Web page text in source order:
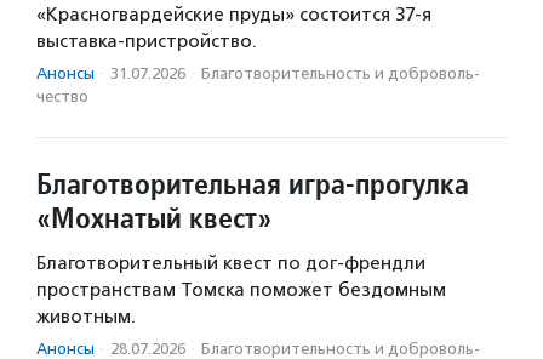
«Красногвардейские пруды» состоится 37-я
выставка-пристройство.
Анонсы · 31.07.2026 · Благотвори­тель­ность и доброволь­
чест­во
Благотворительная игра-прогулка
«Мохнатый квест»
Благотворительный квест по дог-френдли
пространствам Томска поможет бездомным
животным.
Анонсы · 28.07.2026 · Благотвори­тель­ность и доброволь­